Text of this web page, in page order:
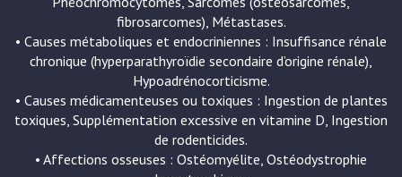
fibrosarcomes), Métastases.
• Causes métaboliques et endocriniennes : Insuffisance rénale
chronique (hyperparathyroïdie secondaire d’origine rénale),
Hypoadrénocorticisme.
• Causes médicamenteuses ou toxiques : Ingestion de plantes
toxiques, Supplémentation excessive en vitamine D, Ingestion
de rodenticides.
• Affections osseuses : Ostéomyélite, Ostéodystrophie